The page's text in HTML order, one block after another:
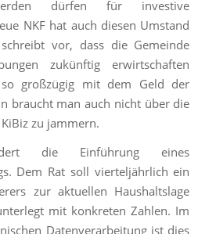
dürfen für investive
NKF hat auch diesen Umstand
vor, dass die Gemeinde
zukünftig erwirtschaften
großzügig mit dem Geld der
braucht man auch nicht über die
zu jammern.
die Einführung eines
Dem Rat soll vierteljährlich ein
zur aktuellen Haushaltslage
mit konkreten Zahlen. Im
Datenverarbeitung ist dies